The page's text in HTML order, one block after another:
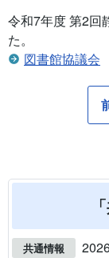
令和7年度 第2回
た。
図書館協議会
共通情報